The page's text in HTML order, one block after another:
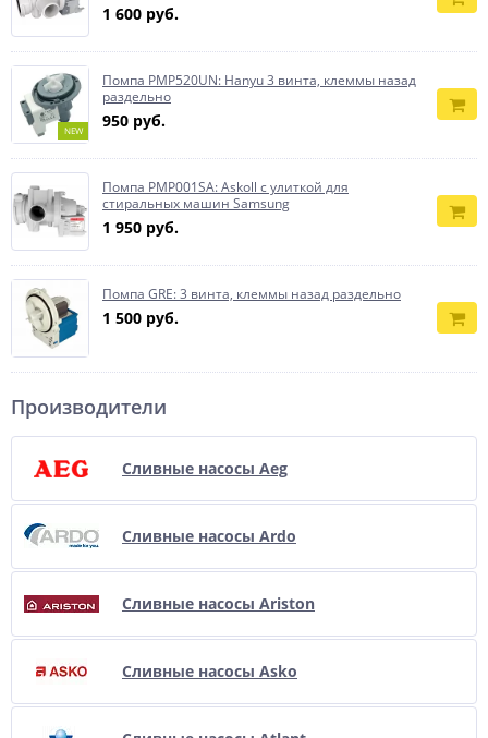
1 600 руб.
NEW
Помпа PMP520UN: Hanyu 3 винта, клеммы назад
раздельно
950 руб.
Помпа PMP001SA: Askoll с улиткой для
стиральных машин Samsung
1 950 руб.
Помпа GRE: 3 винта, клеммы назад раздельно
1 500 руб.
Производители
Сливные насосы Aeg
Сливные насосы Ardo
Сливные насосы Ariston
Сливные насосы Asko